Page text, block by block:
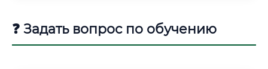
❓ Задать вопрос по обучению